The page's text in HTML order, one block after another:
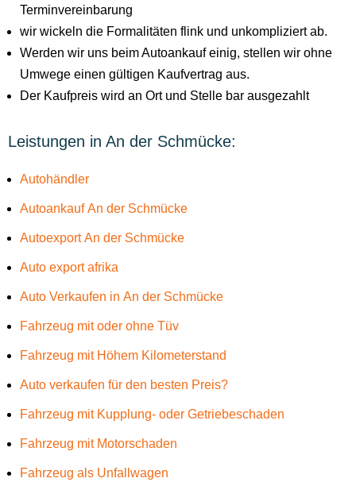
Terminvereinbarung
wir wickeln die Formalitäten flink und unkompliziert ab.
Werden wir uns beim Autoankauf einig, stellen wir ohne
Umwege einen gültigen Kaufvertrag aus.
Der Kaufpreis wird an Ort und Stelle bar ausgezahlt
Leistungen in An der Schmücke:
Autohändler
Autoankauf An der Schmücke
Autoexport An der Schmücke
Auto export afrika
Auto Verkaufen in An der Schmücke
Fahrzeug mit oder ohne Tüv
Fahrzeug mit Höhem Kilometerstand
Auto verkaufen für den besten Preis?
Fahrzeug mit Kupplung- oder Getriebeschaden
Fahrzeug mit Motorschaden
Fahrzeug als Unfallwagen